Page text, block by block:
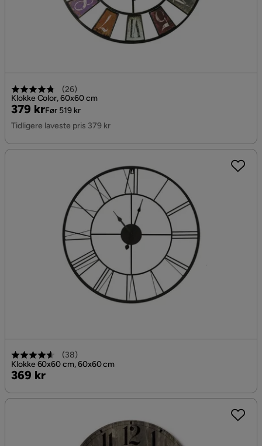
(26)
Klokke Color, 60x60 cm
Pris
379 kr
Original
Pris
Før 519 kr
Tidligere laveste pris 379 kr
(38)
Klokke 60x60 cm, 60x60 cm
Pris
369 kr